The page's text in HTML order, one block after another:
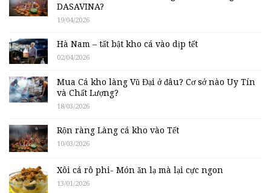
DASAVINA?
19/04/2026
Hà Nam – tất bật kho cá vào dịp tết
02/04/2026
Mua Cá kho làng Vũ Đại ở đâu? Cơ sở nào Uy Tín
và Chất Lượng?
18/03/2026
Rộn ràng Làng cá kho vào Tết
10/03/2026
Xôi cá rô phi- Món ăn lạ mà lại cực ngon
13/01/2026